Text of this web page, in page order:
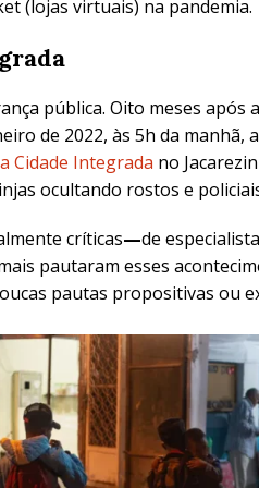
(lojas virtuais) na pandemia.
pública. Oito meses após a
de 2022, às 5h da manhã,
Cidade Integrada no
ocultando rostos e
críticas—de
pautaram esses
pautas propositivas ou